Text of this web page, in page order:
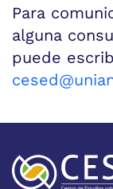
Para
alguna
puede